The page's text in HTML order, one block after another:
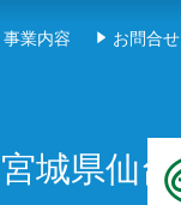
事業内容 お問合
城県仙